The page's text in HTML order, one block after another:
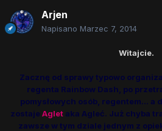
Arjen
Napisano Marzec 7, 2014
Witajcie.
Zacznę od sprawy typowo
regenta Rainbow Dash, po
pomysłowych osób, regentem... a
zostaje Agletaka Agleć. Już chyba
zawsze w tym dziale jednym z